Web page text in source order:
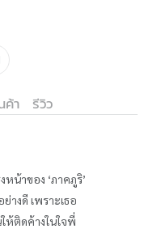
ค้า รีวิว
น้าของ ‘ภาคภูริ’
างดี เพราะเธอ
ห้ติดค้างในใจพี่